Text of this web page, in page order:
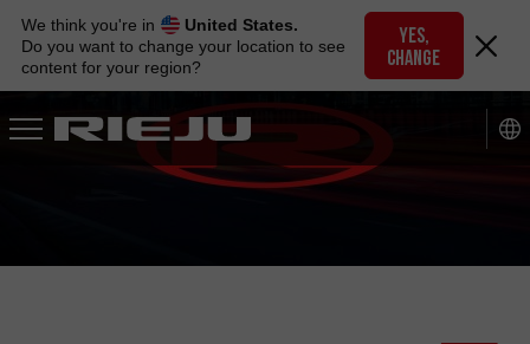
navigation
content
We think you're in
United States.
Do you want to change your location to see
content for your region?
YES,
CHANGE